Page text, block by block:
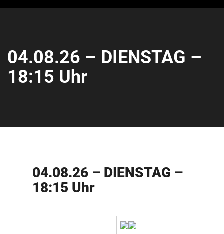
04.08.26 – DIENSTAG –
18:15 Uhr
04.08.26 – DIENSTAG –
18:15 Uhr